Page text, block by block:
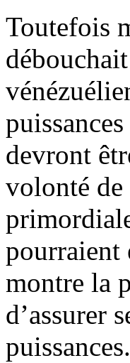
Toutefois
devront
volonté de
pourraient
montre la
d’assurer
puissances.